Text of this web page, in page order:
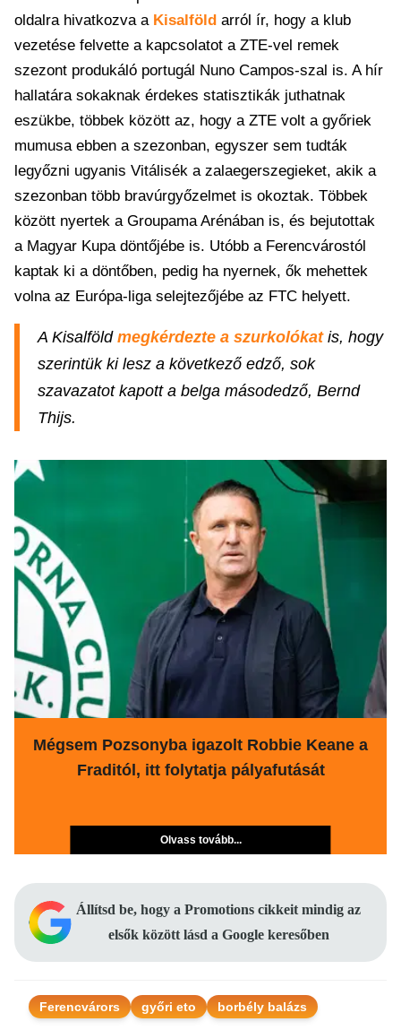
oldalra hivatkozva a Kisalföld arról ír, hogy a klub
vezetése felvette a kapcsolatot a ZTE-vel remek
szezont produkáló portugál Nuno Campos-szal is. A hír
hallatára sokaknak érdekes statisztikák juthatnak
eszükbe, többek között az, hogy a ZTE volt a győriek
mumusa ebben a szezonban, egyszer sem tudták
legyőzni ugyanis Vitálisék a zalaegerszegieket, akik a
szezonban több bravúrgyőzelmet is okoztak. Többek
között nyertek a Groupama Arénában is, és bejutottak
a Magyar Kupa döntőjébe is. Utóbb a Ferencvárostól
kaptak ki a döntőben, pedig ha nyernek, ők mehettek
volna az Európa-liga selejtezőjébe az FTC helyett.
A Kisalföld megkérdezte a szurkolókatis, hogy
szerintük ki lesz a következő edző, sok
szavazatot kapott a belga másodedző, Bernd
Thijs.
Mégsem Pozsonyba igazolt Robbie Keane a
Fraditól, itt folytatja pályafutását
Olvass tovább...
Állítsd be, hogy a Promotions cikkeit mindig az
elsők között lásd a Google keresőben
Ferencvárors győri eto borbély balázs